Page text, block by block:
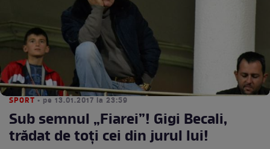
SPORT • pe 13.01.2017 la 23:59
Sub semnul „Fiarei”! Gigi Becali,
trădat de toți cei din jurul lui!